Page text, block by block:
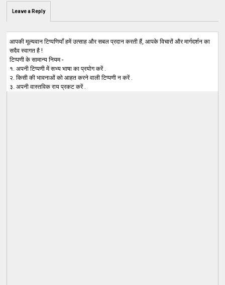
Leave a Reply
आपकी मूल्यवान टिप्पणियाँ हमें उत्साह और सबल प्रदान करती हैं, आपके विचारों और मार्गदर्शन का
सदैव स्वागत है !
टिप्पणी के सामान्य नियम -
१. अपनी टिप्पणी में सभ्य भाषा का प्रयोग करें .
२. किसी की भावनाओं को आहत करने वाली टिप्पणी न करें .
३. अपनी वास्तविक राय प्रकट करें .